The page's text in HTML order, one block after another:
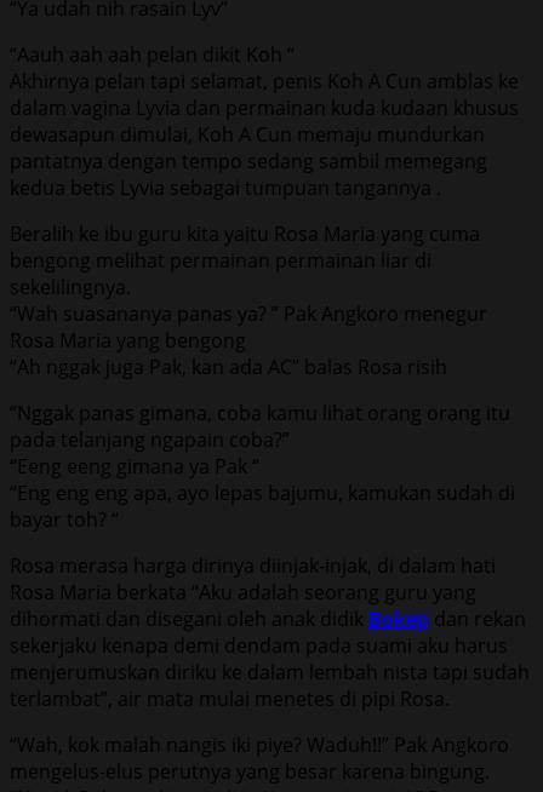
“Ya udah nih rasain Lyv”
“Aauh aah aah pelan dikit Koh “
Akhirnya pelan tapi selamat, penis Koh A Cun amblas ke
dalam vagina Lyvia dan permainan kuda kudaan khusus
dewasapun dimulai, Koh A Cun memaju mundurkan
pantatnya dengan tempo sedang sambil memegang
kedua betis Lyvia sebagai tumpuan tangannya .
Beralih ke ibu guru kita yaitu Rosa Maria yang cuma
bengong melihat permainan permainan liar di
sekelilingnya.
“Wah suasananya panas ya? ” Pak Angkoro menegur
Rosa Maria yang bengong
“Ah nggak juga Pak, kan ada AC” balas Rosa risih
“Nggak panas gimana, coba kamu lihat orang orang itu
pada telanjang ngapain coba?”
“Eeng eeng gimana ya Pak “
“Eng eng eng apa, ayo lepas bajumu, kamukan sudah di
bayar toh? “
Rosa merasa harga dirinya diinjak-injak, di dalam hati
Rosa Maria berkata “Aku adalah seorang guru yang
dihormati dan disegani oleh anak didik Bokep dan rekan
sekerjaku kenapa demi dendam pada suami aku harus
menjerumuskan diriku ke dalam lembah nista tapi sudah
terlambat”, air mata mulai menetes di pipi Rosa.
“Wah, kok malah nangis iki piye? Waduh!!” Pak Angkoro
mengelus-elus perutnya yang besar karena bingung.